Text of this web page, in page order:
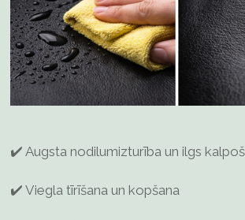
✔️ Augsta nodilumizturība un ilgs
✔️ Viegla tīrīšana un kopšana